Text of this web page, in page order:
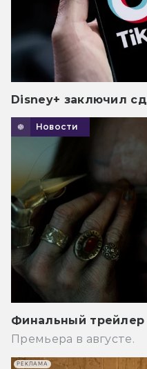
Disney+ заключил
Новости
Финальный трейлер
Премьера в августе.
РЕКЛАМА